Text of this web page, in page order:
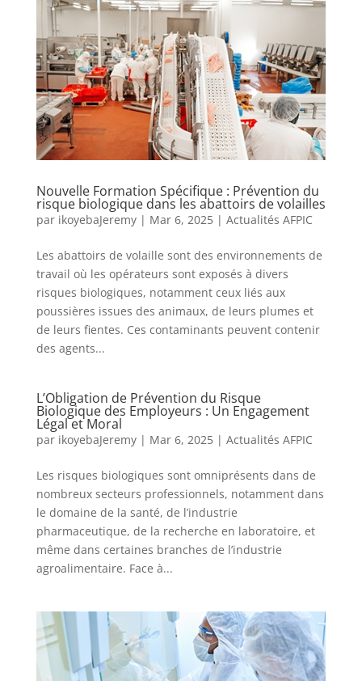
Nouvelle Formation Spécifique : Prévention du
risque biologique dans les abattoirs de volailles
par ikoyebaJeremy| Mar 6, 2025| Actualités AFPIC
Les abattoirs de volaille sont des environnements de
travail où les opérateurs sont exposés à divers
risques biologiques, notamment ceux liés aux
poussières issues des animaux, de leurs plumes et
de leurs fientes. Ces contaminants peuvent contenir
des agents...
L’Obligation de Prévention du Risque
Biologique des Employeurs : Un Engagement
Légal et Moral
par ikoyebaJeremy| Mar 6, 2025| Actualités AFPIC
Les risques biologiques sont omniprésents dans de
nombreux secteurs professionnels, notamment dans
le domaine de la santé, de l’industrie
pharmaceutique, de la recherche en laboratoire, et
même dans certaines branches de l’industrie
agroalimentaire. Face à...